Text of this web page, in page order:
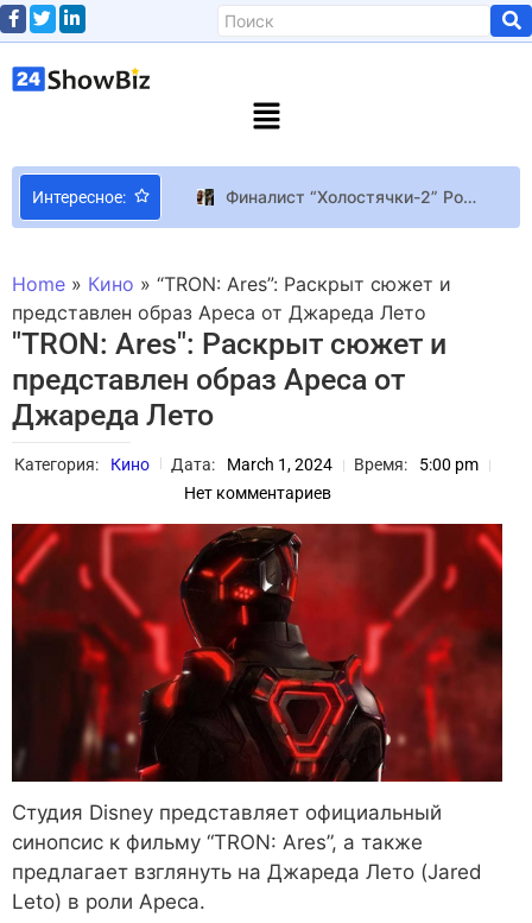
Интересное:
Финалист “Холостячки-2” Роман Свечкоренко женился на копии Златы Огневич: как отреагировала певица?
The Crew Motorfest Утечка: Неоновые драконы в геймплее The Crew Motorfest
Home » Кино » “TRON: Ares”: Раскрыт сюжет и
представлен образ Ареса от Джареда Лето
"TRON: Ares": Раскрыт сюжет и
представлен образ Ареса от
Джареда Лето
Категория: Кино Дата: March 1, 2024 Время:
5:00 pm
Нет комментариев
Студия Disney представляет официальный
синопсис к фильму “TRON: Ares”, а также
предлагает взглянуть на Джареда Лето (Jared
Leto) в роли Ареса.